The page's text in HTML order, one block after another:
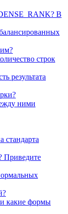
В
строк
результата
ними
стандарта
Приведите
какие формы